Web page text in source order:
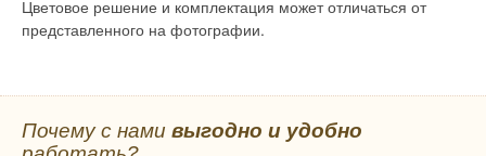
Цветовое решение и комплектация может отличаться от
представленного на фотографии.
Почему с нами выгодно и удобно